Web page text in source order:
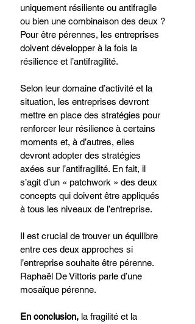
uniquement résiliente ou antifragile
ou bien une combinaison des deux ?
Pour être pérennes, les entreprises
doivent développer à la fois la
résilience et l’antifragilité.
Selon leur domaine d’activité et la
situation, les entreprises devront
mettre en place des stratégies pour
renforcer leur résilience à certains
moments et, à d’autres, elles
devront adopter des stratégies
axées sur l’antifragilité. En fait, il
s’agit d’un « patchwork » des deux
concepts qui doivent être appliqués
à tous les niveaux de l’entreprise.
Il est crucial de trouver un équilibre
entre ces deux approches si
l’entreprise souhaite être pérenne.
Raphaël De Vittoris parle d’une
mosaïque pérenne.
En conclusion, la fragilité et la